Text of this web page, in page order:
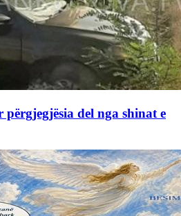
del nga shinat e